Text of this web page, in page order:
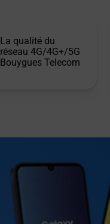
La qualité du
réseau 4G/4G+/5G
Bouygues Telecom